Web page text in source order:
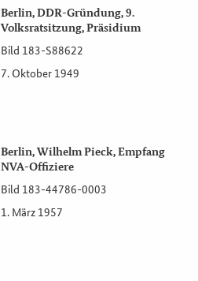
Berlin, DDR-Gründung, 9.
Volksratsitzung, Präsidium
Bild 183-S88622
7. Oktober 1949
Berlin, Wilhelm Pieck, Empfang
NVA-Offiziere
Bild 183-44786-0003
1. März 1957